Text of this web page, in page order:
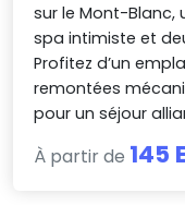
sur le Mont-Blanc,
spa intimiste et
Profitez d’un
remontées
pour un séjour
À partir de 145